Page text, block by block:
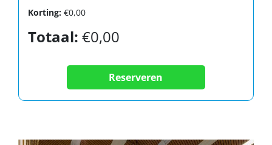
Korting: €0,00
Totaal: €0,00